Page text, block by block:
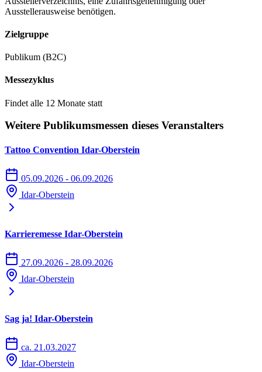
Ausstellerausweise benötigen.
Zielgruppe
Publikum (B2C)
Messezyklus
Findet alle 12 Monate statt
Weitere Publikumsmessen dieses Veranstalters
Tattoo Convention Idar-Oberstein
05.09.2026 - 06.09.2026
Idar-Oberstein
Karrieremesse Idar-Oberstein
27.09.2026 - 28.09.2026
Idar-Oberstein
Sag ja! Idar-Oberstein
ca. 21.03.2027
Idar-Oberstein